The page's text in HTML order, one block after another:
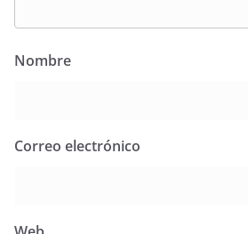
Nombre
Correo electrónico